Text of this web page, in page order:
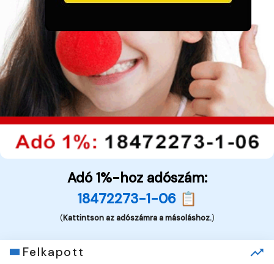
Adó 1%-hoz adószám:
18472273-1-06 📋
(Kattintson az adószámra a másoláshoz.)
Felkapott